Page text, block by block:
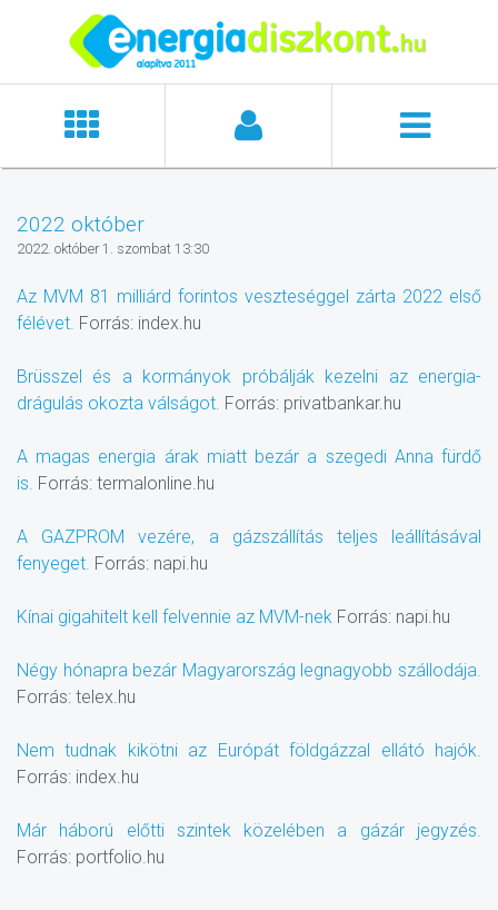
2022 október
2022. október 1. szombat 13:30
Az MVM 81 milliárd forintos veszteséggel zárta 2022 első
félévet. Forrás: index.hu
Brüsszel és a kormányok próbálják kezelni az energia-
drágulás okozta válságot. Forrás: privatbankar.hu
A magas energia árak miatt bezár a szegedi Anna fürdő
is. Forrás: termalonline.hu
A GAZPROM vezére, a gázszállítás teljes leállításával
fenyeget. Forrás: napi.hu
Kínai gigahitelt kell felvennie az MVM-nek Forrás: napi.hu
Négy hónapra bezár Magyarország legnagyobb szállodája.
Forrás: telex.hu
Nem tudnak kikötni az Európát földgázzal ellátó hajók.
Forrás: index.hu
Már háború előtti szintek közelében a gázár jegyzés.
Forrás: portfolio.hu